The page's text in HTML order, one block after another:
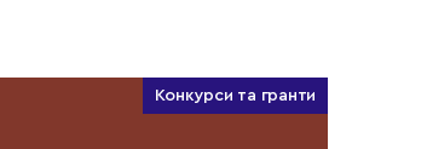
Конкурси та гранти